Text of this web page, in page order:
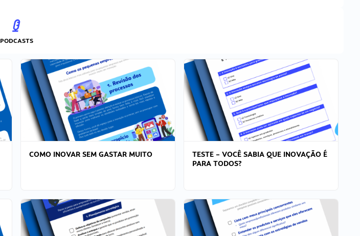
PODCASTS
COMO INOVAR SEM GASTAR MUITO
TESTE – VOCÊ SABIA QUE INOVAÇÃO É
PARA TODOS?